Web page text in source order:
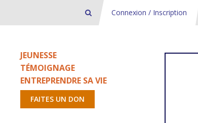
Connexion / Inscription
JEUNESSE
TÉMOIGNAGE
ENTREPRENDRE SA VIE
FAITES UN DON